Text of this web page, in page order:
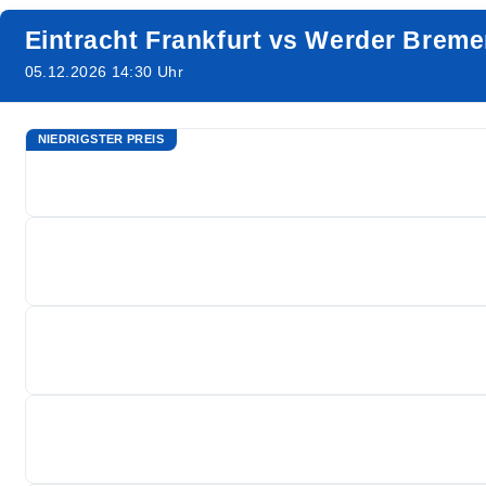
Eintracht Frankfurt vs Werder
05.12.2026 14:30 Uhr
NIEDRIGSTER PREIS